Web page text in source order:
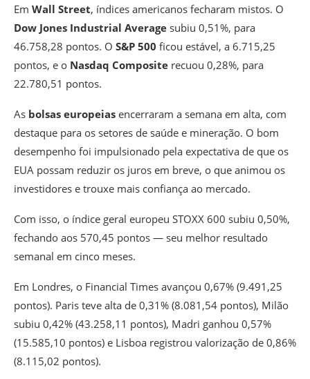
Em Wall Street, índices americanos fecharam mistos. O
Dow Jones Industrial Average subiu 0,51%, para
46.758,28 pontos. O S&P 500 ficou estável, a 6.715,25
pontos, e o Nasdaq Composite recuou 0,28%, para
22.780,51 pontos.
As bolsas europeias encerraram a semana em alta, com
destaque para os setores de saúde e mineração. O bom
desempenho foi impulsionado pela expectativa de que os
EUA possam reduzir os juros em breve, o que animou os
investidores e trouxe mais confiança ao mercado.
Com isso, o índice geral europeu STOXX 600 subiu 0,50%,
fechando aos 570,45 pontos — seu melhor resultado
semanal em cinco meses.
Em Londres, o Financial Times avançou 0,67% (9.491,25
pontos). Paris teve alta de 0,31% (8.081,54 pontos), Milão
subiu 0,42% (43.258,11 pontos), Madri ganhou 0,57%
(15.585,10 pontos) e Lisboa registrou valorização de 0,86%
(8.115,02 pontos).